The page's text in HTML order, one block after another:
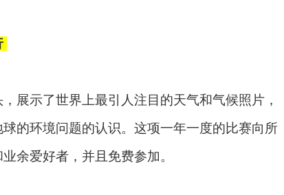
展示了世界上最引人注目的天气和气候照片，
的环境问题的认识。这项一年一度的比赛向所
余爱好者，并且免费参加。